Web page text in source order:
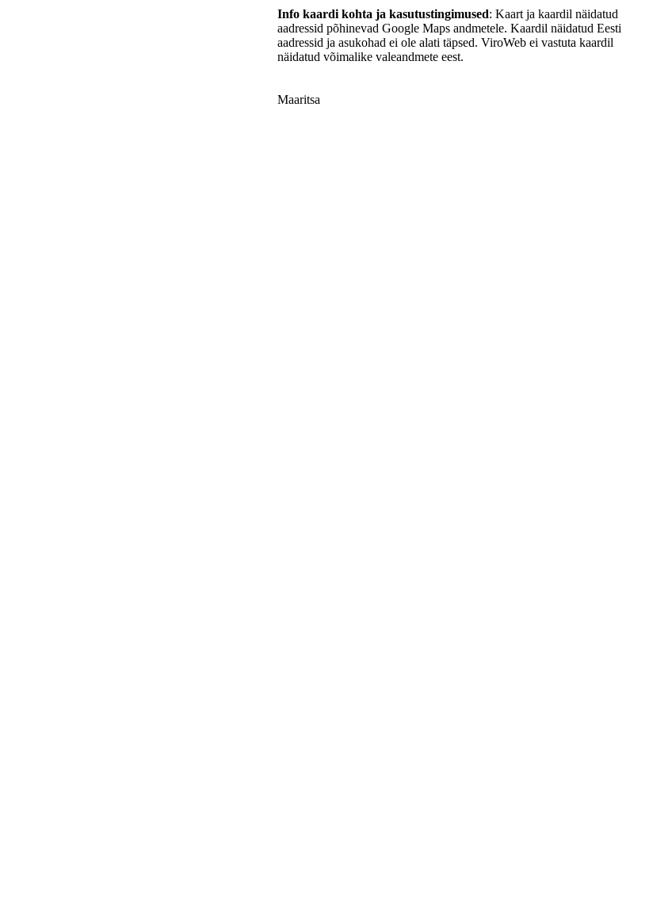
Info kaardi kohta ja kasutustingimused: Kaart ja kaardil näidatud
aadressid põhinevad Google Maps andmetele. Kaardil näidatud Eesti
aadressid ja asukohad ei ole alati täpsed. ViroWeb ei vastuta kaardil
näidatud võimalike valeandmete eest.
Maaritsa